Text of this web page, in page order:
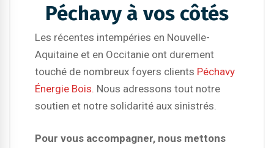
Péchavy à vos côtés
Les récentes intempéries en Nouvelle-
Aquitaine et en Occitanie ont durement
touché de nombreux foyers clients Péchavy
Énergie Bois. Nous adressons tout notre
soutien et notre solidarité aux sinistrés.
Pour vous accompagner, nous mettons